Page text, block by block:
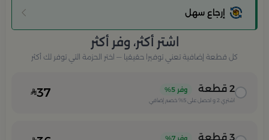
إرجاع سهل
اشتر أكثر، وفر أكثر
كل قطعة إضافية تعني توفيرا حقيقيا — اختر الحزمة التي توفر لك أكثر
2 قطعة وفر 5%
اشتري 2 و احصل على 5% خصم إضافي 37
3 قطعة وفر 7%